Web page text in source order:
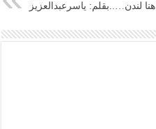
هنا لندن…..بقلم: ياسرعبدالعزيز